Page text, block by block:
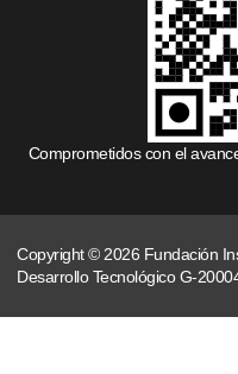
Comprometidos con el
Copyright © 2026 Fundación
Desarrollo Tecnológico G-